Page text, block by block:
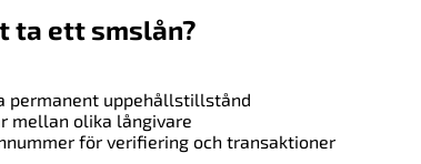
ta ett smslån?
permanent uppehållstillstånd
mellan olika långivare
för verifiering och transaktioner